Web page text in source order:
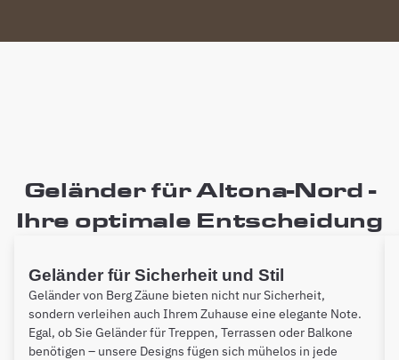
Geländer für Altona-Nord -
Ihre optimale Entscheidung
Geländer für Sicherheit und Stil
Geländer von Berg Zäune bieten nicht nur Sicherheit,
sondern verleihen auch Ihrem Zuhause eine elegante Note.
Egal, ob Sie Geländer für Treppen, Terrassen oder Balkone
benötigen – unsere Designs fügen sich mühelos in jede